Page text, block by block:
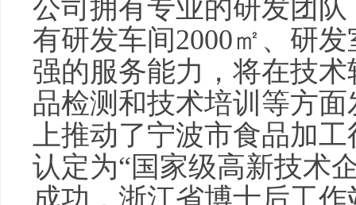
公司拥有专业的研发团
有研发车间2000㎡、研
强的服务能力，将在技
品检测和技术培训等方
上推动了宁波市食品加
认定为“国家级高新技术
成功，浙江省博士后工